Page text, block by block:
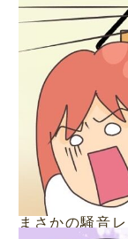
まさかの騒音